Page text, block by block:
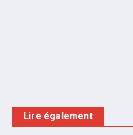
Lire également